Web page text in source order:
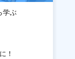
学ぶ
！